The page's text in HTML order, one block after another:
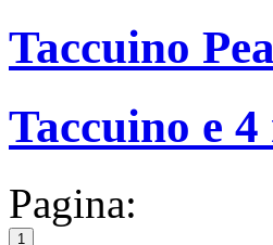
Taccuino
Taccuino e
Pagina:
1